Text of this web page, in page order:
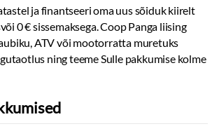
ja finantseeri oma uus sõiduk kiirelt
0 € sissemaksega. Coop Panga liising
ATV või mootorratta muretuks
ning teeme Sulle pakkumise kolme